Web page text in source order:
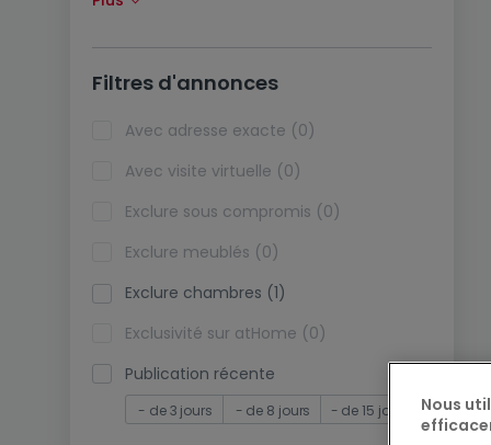
Grenier (0)
Ascenseur (0)
Animaux acceptés (0)
Biens de vacances (0)
Filtres d'annonces
Avec adresse exacte (0)
Avec visite virtuelle (0)
Exclure sous compromis (0)
Exclure meublés (0)
Exclure chambres (1)
Exclusivité sur atHome (0)
Publication récente
- de 3 jours - de 8 jours - de 15 jours
Nous